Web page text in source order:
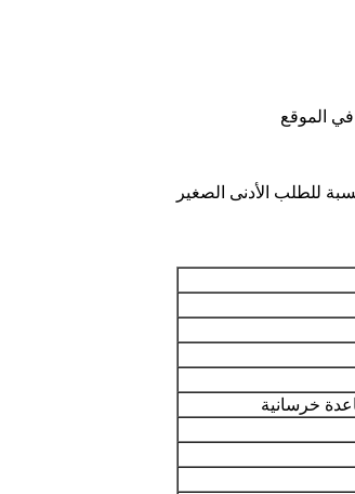
للطلب الأدنى الصغير
خرسانية